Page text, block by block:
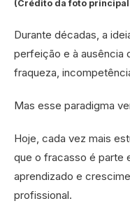
(Crédito da foto
Durante décadas, a
perfeição e à ausência
fraqueza,
Mas esse paradigma
Hoje, cada vez mais
que o fracasso é parte
aprendizado e
profissional.